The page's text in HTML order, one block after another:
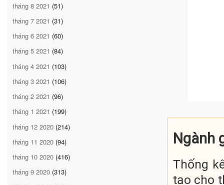
tháng 8 2021 (51)
tháng 7 2021 (31)
tháng 6 2021 (60)
tháng 5 2021 (84)
tháng 4 2021 (103)
tháng 3 2021 (106)
tháng 2 2021 (96)
tháng 1 2021 (199)
tháng 12 2020 (214)
tháng 11 2020 (94)
tháng 10 2020 (416)
tháng 9 2020 (313)
giáo viên
Ngành
Thống
tạo cho